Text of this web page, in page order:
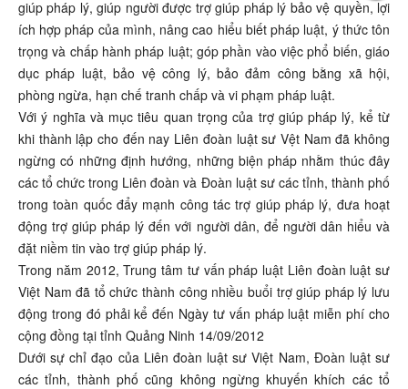
giúp pháp lý, giúp người được trợ giúp pháp lý bảo vệ quyền, lợi
ích hợp pháp của mình, nâng cao hiểu biết pháp luật, ý thức tôn
trọng và chấp hành pháp luật; góp phần vào việc phổ biến, giáo
dục pháp luật, bảo vệ công lý, bảo đảm công bằng xã hội,
phòng ngừa, hạn chế tranh chấp và vi phạm pháp luật.
Với ý nghĩa và mục tiêu quan trọng của trợ giúp pháp lý, kể từ
khi thành lập cho đến nay Liên đoàn luật sư Vệt Nam đã không
ngừng có những định hướng, những biện pháp nhằm thúc đây
các tổ chức trong Liên đoàn và Đoàn luật sư các tỉnh, thành phố
trong toàn quốc đẩy mạnh công tác trợ giúp pháp lý, đưa hoạt
động trợ giúp pháp lý đến với người dân, để người dân hiểu và
đặt niềm tin vào trợ giúp pháp lý.
Trong năm 2012, Trung tâm tư vấn pháp luật Liên đoàn luật sư
Việt Nam đã tổ chức thành công nhiều buổi trợ giúp pháp lý lưu
động trong đó phải kể đến Ngày tư vấn pháp luật miễn phí cho
cộng đồng tại tỉnh Quảng Ninh 14/09/2012
Dưới sự chỉ đạo của Liên đoàn luật sư Việt Nam, Đoàn luật sư
các tỉnh, thành phố cũng không ngừng khuyến khích các tổ